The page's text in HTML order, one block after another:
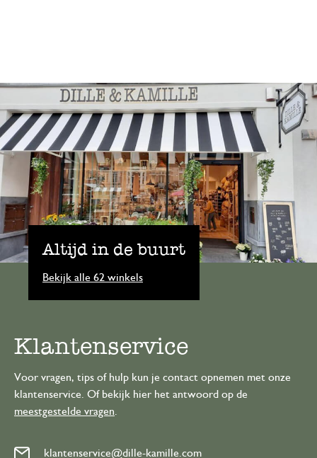
Altijd in de buurt
Bekijk alle 62 winkels
Klantenservice
Voor vragen, tips of hulp kun je contact opnemen met onze
klantenservice. Of bekijk hier het antwoord op de
meestgestelde vragen
klantenservice@dille-kamille.com